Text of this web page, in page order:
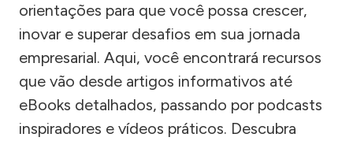
orientações para que você possa crescer,
inovar e superar desafios em sua jornada
empresarial. Aqui, você encontrará recursos
que vão desde artigos informativos até
eBooks detalhados, passando por podcasts
inspiradores e vídeos práticos. Descubra